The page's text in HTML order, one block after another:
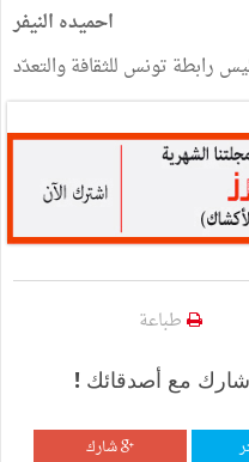
احميده النيفر
رابطة تونس للثقافة والتعدّد
طباعة
مع أصدقائك !
شارك